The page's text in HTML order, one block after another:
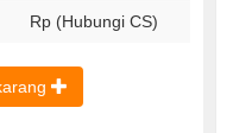
Rp (Hubungi CS)